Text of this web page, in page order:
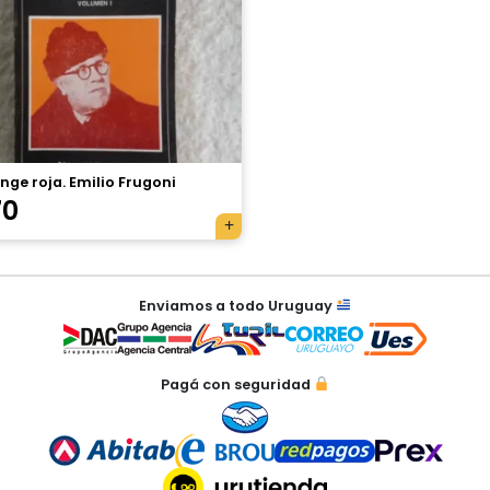
roja. Emilio Frugoni
Enviamos a todo Uruguay
Pagá con seguridad